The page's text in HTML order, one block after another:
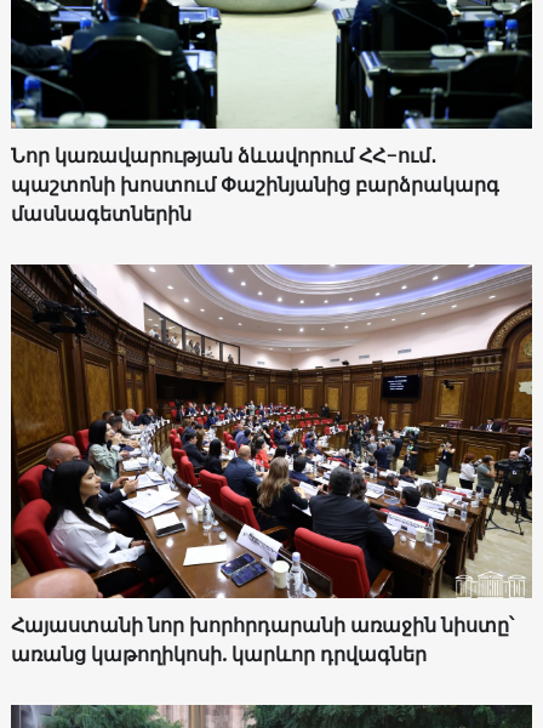
Նոր կառավարության ձևավորում ՀՀ-ում․
պաշտոնի խոստում Փաշինյանից բարձրակարգ
մասնագետներին
Հայաստանի նոր խորհրդարանի առաջին նիստը՝
առանց կաթողիկոսի. կարևոր դրվագներ